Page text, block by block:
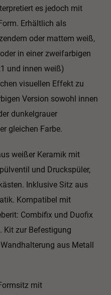
es jedoch mit
Erhältlich als
oder mattem weiß,
in einer zweifarbigen
und innen weiß)
visuellen Effekt zu
Version sowohl innen
dunkelgrauer
gleichen Farbe.
weißer Keramik mit
und Druckspüler,
Inklusive Sitz aus
Kompatibel mit
Combifix und Duofix
Kit zur Befestigung
aus Metall
mit